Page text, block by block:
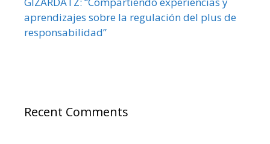
aprendizajes sobre la regulación del plus de
responsabilidad”
Recent Comments